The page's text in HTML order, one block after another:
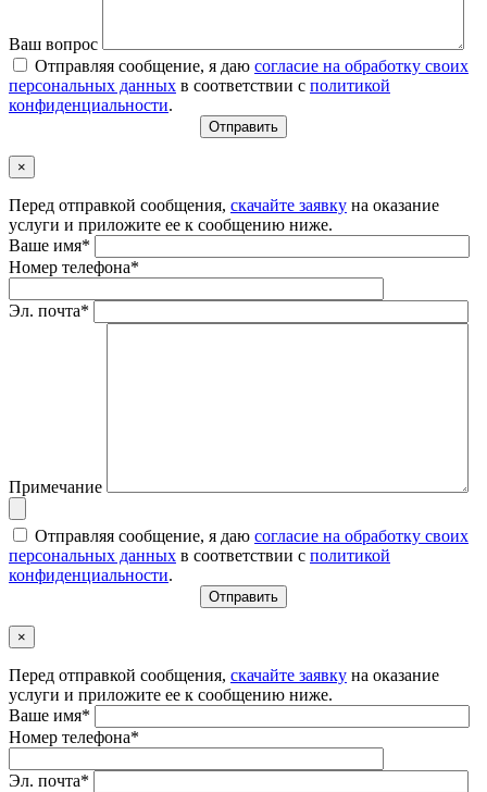
Ваш вопрос
Отправляя сообщение, я даю согласие на обработку своих
персональных данных в соответствии с политикой
конфиденциальности.
×
Перед отправкой сообщения, скачайте заявку на оказание
услуги и приложите ее к сообщению ниже.
Ваше имя*
Номер телефона*
Эл. почта*
Примечание
Отправляя сообщение, я даю согласие на обработку своих
персональных данных в соответствии с политикой
конфиденциальности.
×
Перед отправкой сообщения, скачайте заявку на оказание
услуги и приложите ее к сообщению ниже.
Ваше имя*
Номер телефона*
Эл. почта*